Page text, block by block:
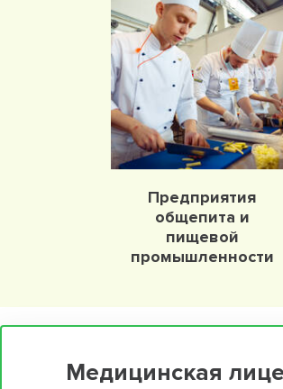
Предприятия
общепита и
пищевой
промышленности
Медицинская